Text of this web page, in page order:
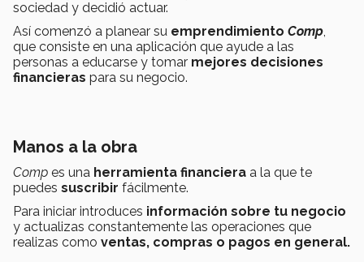
sociedad y decidió actuar.
Así comenzó a planear su emprendimiento Comp
que consiste en una aplicación que ayude a las
personas a educarse y tomar mejores decisiones
financieras para su negocio.
Manos a la obra
Comp es una herramienta financiera a la que te
puedes suscribir fácilmente.
Para iniciar introduces información sobre tu negocio
y actualizas constantemente las operaciones que
realizas como ventas, compras o pagos en general.